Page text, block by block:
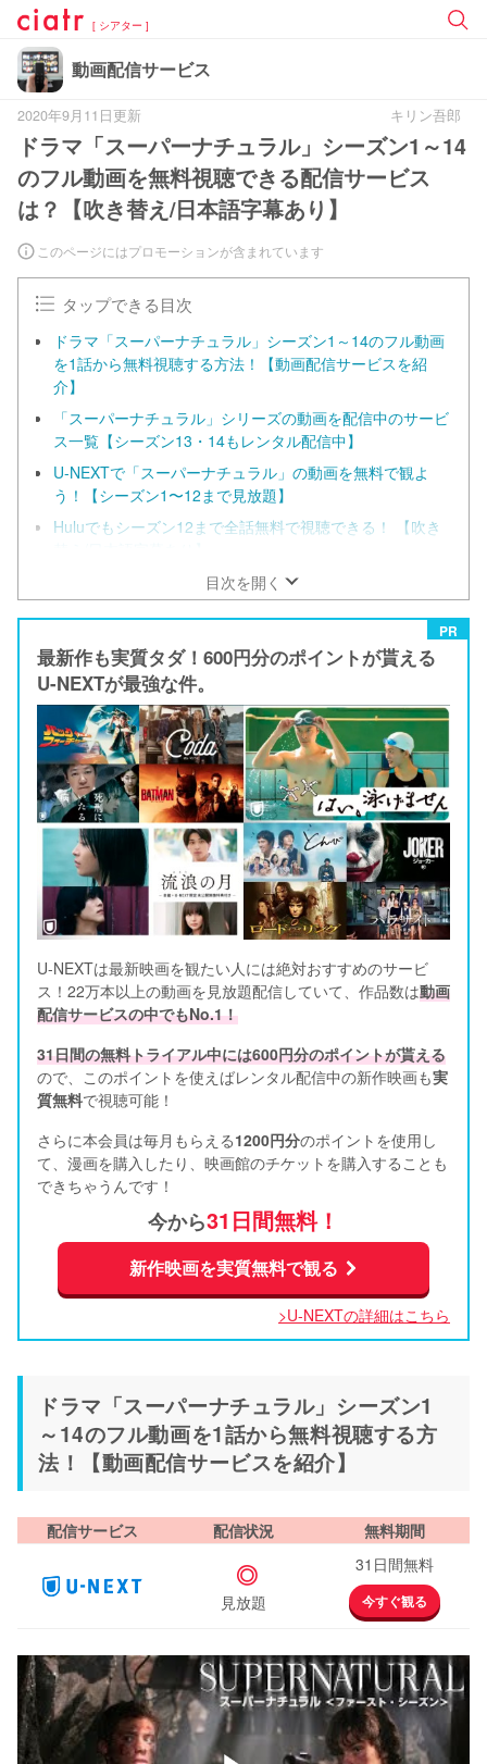
[ シアター ]
動画配信サービス
2020年9月11日更新 キリン吾郎
ドラマ「スーパーナチュラル」シーズン1～14
のフル動画を無料視聴できる配信サービス
は？【吹き替え/日本語字幕あり】
このページにはプロモーションが含まれています
タップできる目次
ドラマ「スーパーナチュラル」シーズン1～14のフル動画
を1話から無料視聴する方法！【動画配信サービスを紹
介】
「スーパーナチュラル」シリーズの動画を配信中のサービ
ス一覧【シーズン13・14もレンタル配信中】
U-NEXTで「スーパーナチュラル」の動画を無料で観よ
う！【シーズン1〜12まで見放題】
Huluでもシーズン12まで全話無料で視聴できる！ 【吹き
ドラマ「スーパーナチュラル」シリーズのあらすじ
目次を開く
PR
最新作も実質タダ！600円分のポイントが貰える
U-NEXTが最強な件。
U-NEXTは最新映画を観たい人には絶対おすすめのサービ
ス！22万本以上の動画を見放題配信していて、作品数は動画
配信サービスの中でもNo.1！
31日間の無料トライアル中には600円分のポイントが貰える
ので、このポイントを使えばレンタル配信中の新作映画も実
質無料で視聴可能！
さらに本会員は毎月もらえる1200円分のポイントを使用し
て、漫画を購入したり、映画館のチケットを購入することも
できちゃうんです！
今から31日間無料！
新作映画を実質無料で観る
>U-NEXTの詳細はこちら
ドラマ「スーパーナチュラル」シーズン1
～14のフル動画を1話から無料視聴する方
法！【動画配信サービスを紹介】
配信サービス 配信状況 無料期間
◎
見放題
31日間無料
今すぐ観る